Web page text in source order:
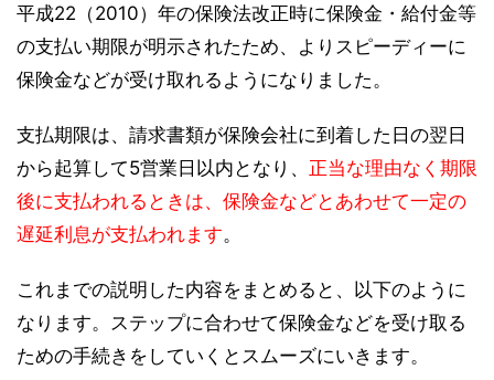
平成22（2010）年の保険法改正時に保険金・給付金等
の支払い期限が明示されたため、よりスピーディーに
保険金などが受け取れるようになりました。
支払期限は、請求書類が保険会社に到着した日の翌日
から起算して5営業日以内となり、 正当な理由なく期限
後に支払われるときは、保険金などとあわせて一定の
遅延利息が支払われます。
これまでの説明した内容をまとめると、以下のように
なります。ステップに合わせて保険金などを受け取る
ための手続きをしていくとスムーズにいきます。